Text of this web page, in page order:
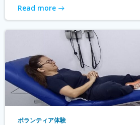
Read more
ボランティア体験